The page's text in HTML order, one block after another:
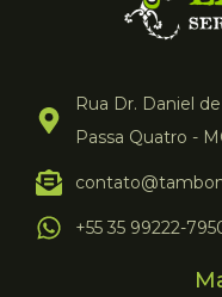
Rua Dr. Daniel
Passa Quatro -
+55 35 99222-